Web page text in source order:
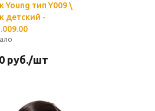
Young тип Y009 \
детский -
руб./шт